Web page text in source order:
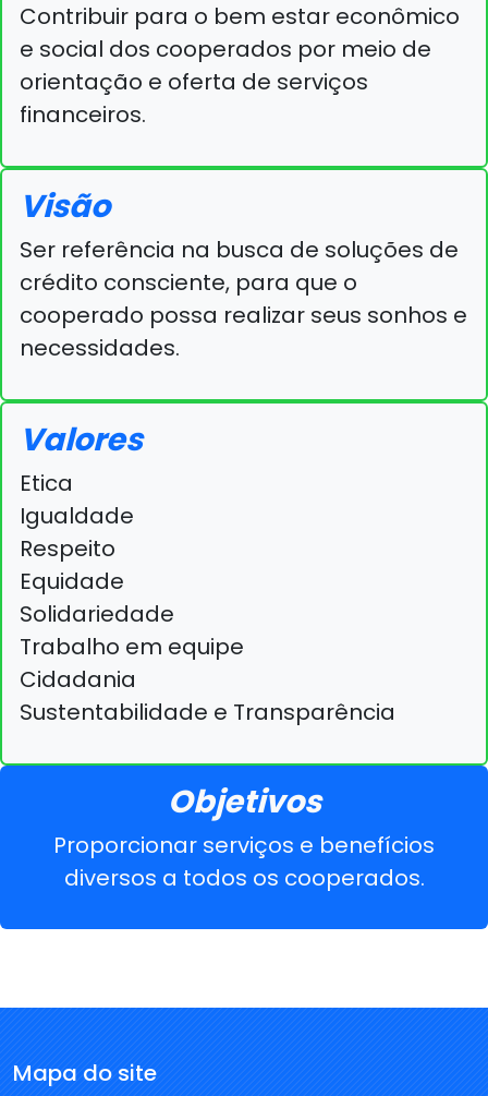
Contribuir para o bem estar econômico
e social dos cooperados por meio de
orientação e oferta de serviços
financeiros.
Visão
Ser referência na busca de soluções de
crédito consciente, para que o
cooperado possa realizar seus sonhos e
necessidades.
Valores
Etica
Igualdade
Respeito
Equidade
Solidariedade
Trabalho em equipe
Cidadania
Sustentabilidade e Transparência
Objetivos
Proporcionar serviços e benefícios
diversos a todos os cooperados.
Mapa do site